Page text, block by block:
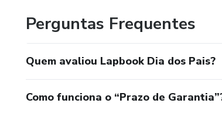
Perguntas Frequentes
Quem avaliou Lapbook Dia dos Pais?
Como funciona o “Prazo de